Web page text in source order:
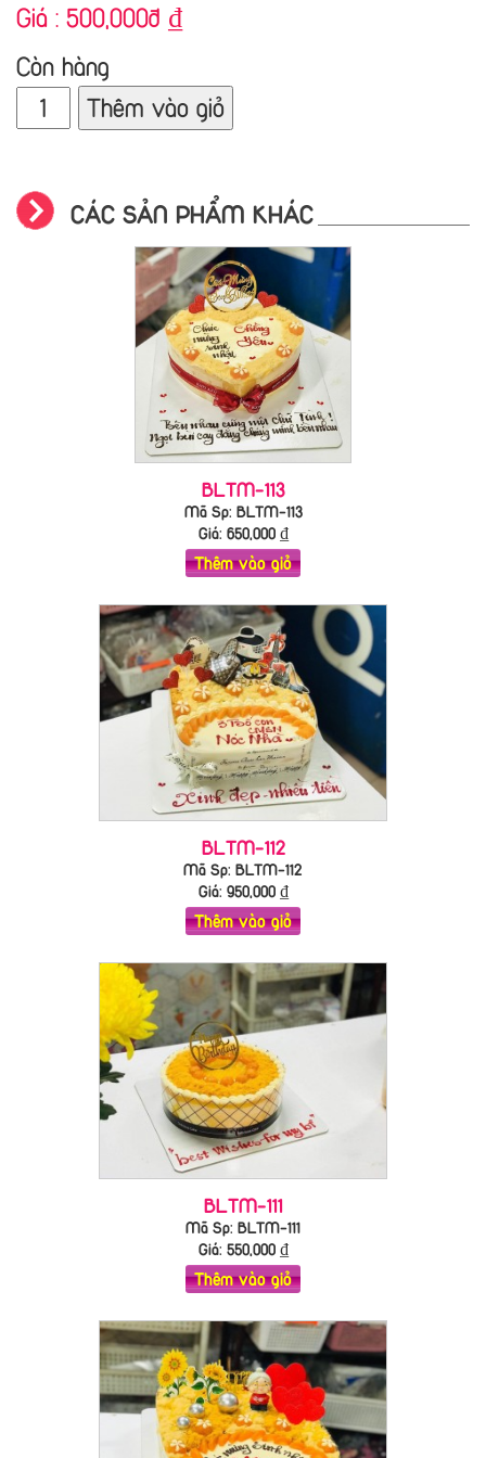
Giá : 500,000đ ₫
Còn hàng
Thêm vào giỏ
CÁC SẢN PHẨM KHÁC
BLTM-113
Mã Sp: BLTM-113
Giá: 650,000₫
Thêm vào giỏ
BLTM-112
Mã Sp: BLTM-112
Giá: 950,000₫
Thêm vào giỏ
BLTM-111
Mã Sp: BLTM-111
Giá: 550,000₫
Thêm vào giỏ